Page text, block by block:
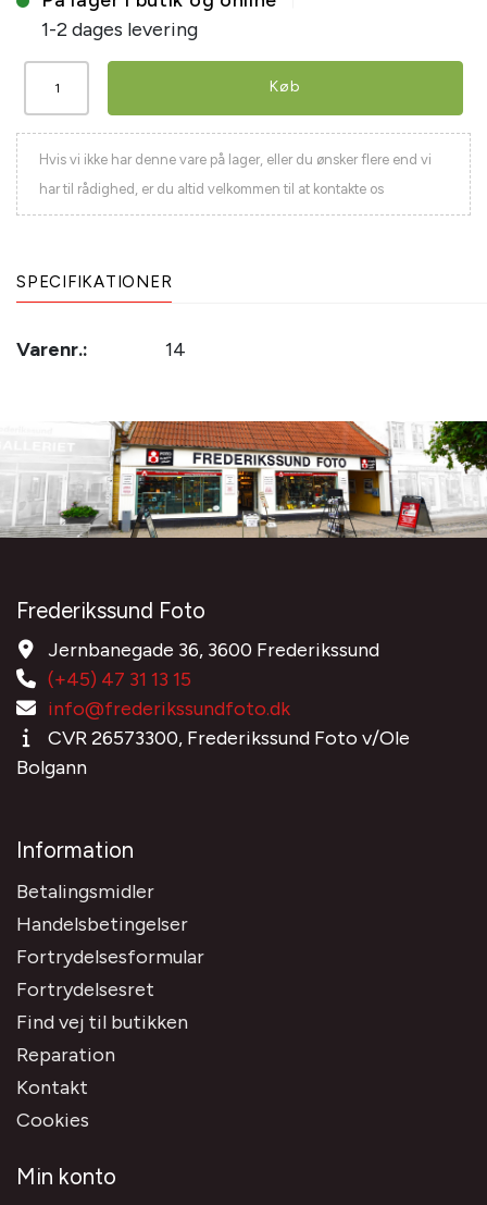
1-2 dages levering
Køb
Hvis vi ikke har denne vare på lager, eller du ønsker flere end vi
har til rådighed, er du altid velkommen til at kontakte os
SPECIFIKATIONER
Varenr.: 14
Frederikssund Foto
Jernbanegade 36, 3600 Frederikssund
(+45) 47 31 13 15
info@frederikssundfoto.dk
CVR 26573300, Frederikssund Foto v/Ole
Bolgann
Information
Betalingsmidler
Handelsbetingelser
Fortrydelsesformular
Fortrydelsesret
Find vej til butikken
Reparation
Kontakt
Cookies
Min konto